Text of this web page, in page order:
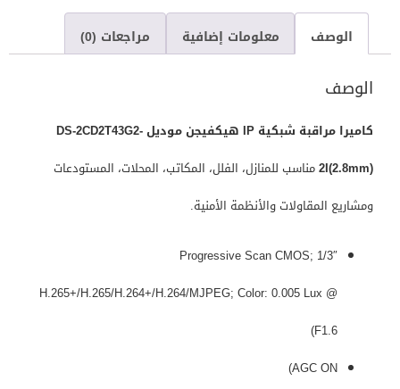
الوصف معلومات إضافية مراجعات (0)
الوصف
كاميرا مراقبة شبكية IP هيكفيجن موديل DS-2CD2T43G2-
2I(2.8mm)مناسب للمنازل، الفلل، المكاتب، المحلات، المستودعات
ومشاريع المقاولات والأنظمة الأمنية.
1/3″ Progressive Scan CMOS;
H.265+/H.265/H.264+/H.264/MJPEG; Color: 0.005 Lux @
(F1.6
AGC ON)